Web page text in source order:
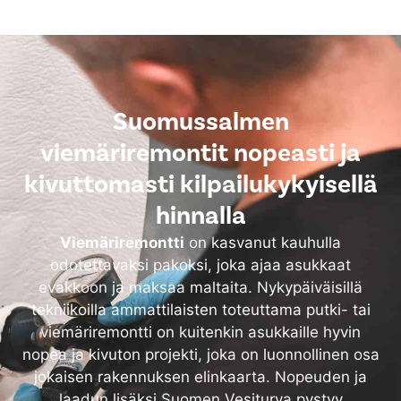
Suomussalmen
viemäriremontit nopeasti ja
kivuttomasti kilpailukykyisellä
hinnalla
Viemäriremontti on kasvanut kauhulla
odotettavaksi pakoksi, joka ajaa asukkaat
evakkoon ja maksaa maltaita. Nykypäiväisillä
tekniikoilla ammattilaisten toteuttama putki- tai
viemäriremontti on kuitenkin asukkaille hyvin
nopea ja kivuton projekti, joka on luonnollinen osa
jokaisen rakennuksen elinkaarta. Nopeuden ja